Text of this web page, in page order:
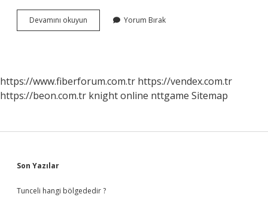
Devamını okuyun
Hangi
Yorum Bırak
https://www.fiberforum.com.tr https://vendex.com.tr
https://beon.com.tr knight online nttgame Sitemap
Sidebar
Son Yazılar
Tunceli hangi bölgededir ?